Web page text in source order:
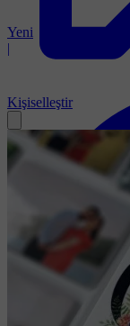
Yeni
|
Kişiselleştir